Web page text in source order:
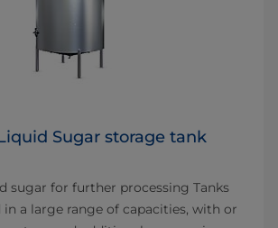
Sugar storage tank
sugar for further processing Tanks
in a large range of capacities, with or